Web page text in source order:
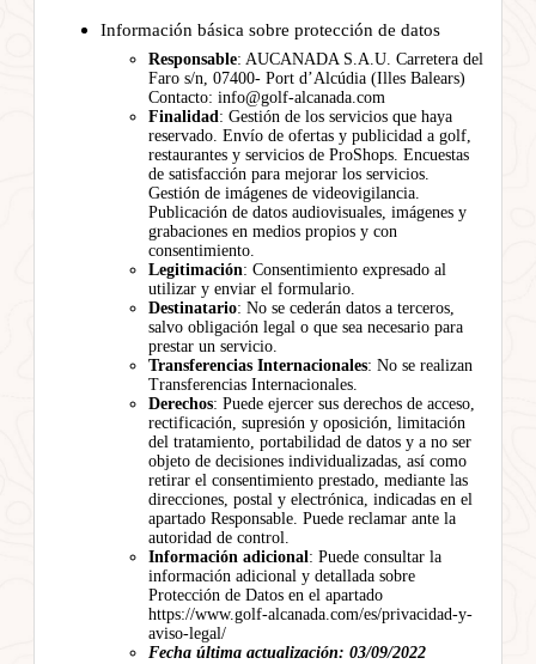
Información básica sobre protección de datos
Responsable: AUCANADA S.A.U. Carretera del
Faro s/n, 07400- Port d’Alcúdia (Illes Balears)
Contacto: info@golf-alcanada.com
Finalidad: Gestión de los servicios que haya
reservado. Envío de ofertas y publicidad a golf,
restaurantes y servicios de ProShops. Encuestas
de satisfacción para mejorar los servicios.
Gestión de imágenes de videovigilancia.
Publicación de datos audiovisuales, imágenes y
grabaciones en medios propios y con
consentimiento.
Legitimación: Consentimiento expresado al
utilizar y enviar el formulario.
Destinatario: No se cederán datos a terceros,
salvo obligación legal o que sea necesario para
prestar un servicio.
Transferencias Internacionales: No se realizan
Transferencias Internacionales.
Derechos: Puede ejercer sus derechos de acceso,
rectificación, supresión y oposición, limitación
del tratamiento, portabilidad de datos y a no ser
objeto de decisiones individualizadas, así como
retirar el consentimiento prestado, mediante las
direcciones, postal y electrónica, indicadas en el
apartado Responsable. Puede reclamar ante la
autoridad de control.
Información adicional: Puede consultar la
información adicional y detallada sobre
Protección de Datos en el apartado
https://www.golf-alcanada.com/es/privacidad-y-
aviso-legal/
Fecha última actualización: 03/09/2022